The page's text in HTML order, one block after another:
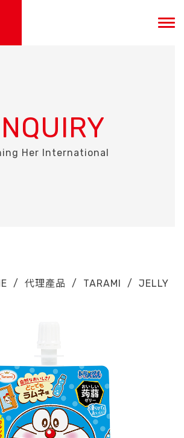
Her International
/ 代理產品 / TARAMI / JELLY